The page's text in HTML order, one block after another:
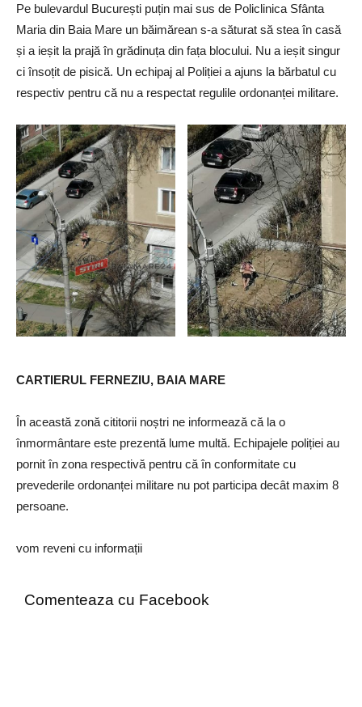
Pe bulevardul București puțin mai sus de Policlinica Sfânta
Maria din Baia Mare un băimărean s-a săturat să stea în casă
și a ieșit la prajă în grădinuța din fața blocului. Nu a ieșit singur
ci însoțit de pisică. Un echipaj al Poliției a ajuns la bărbatul cu
respectiv pentru că nu a respectat regulile ordonanței militare.
CARTIERUL FERNEZIU, BAIA MARE
În această zonă cititorii noștri ne informează că la o
înmormântare este prezentă lume multă. Echipajele poliției au
pornit în zona respectivă pentru că în conformitate cu
prevederile ordonanței militare nu pot participa decât maxim 8
persoane.
vom reveni cu informații
Comenteaza cu Facebook